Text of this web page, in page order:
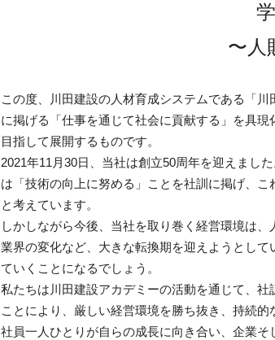
〜人
この度、川田建設の人材育成システムである「
に掲げる「仕事を通じて社会に貢献する」を具
目指して展開するものです。
2021年11月30日、当社は創立50周年を迎えまし
は「技術の向上に努める」ことを社訓に掲げ、
と考えています。
しかしながら今後、当社を取り巻く経営環境は
業界の変化など、大きな転換期を迎えようとし
ていくことになるでしょう。
私たちは川田建設アカデミーの活動を通じて、社
ことにより、厳しい経営環境を勝ち抜き、持続
社員一人ひとりが自らの成⻑に向き合い、企業